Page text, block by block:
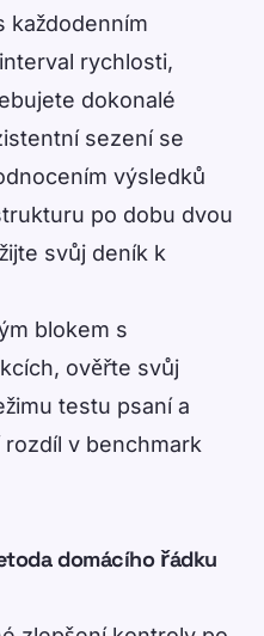
každodenním
rychlosti,
dokonalé
sezení se
výsledků
po dobu dvou
svůj deník k
blokem s
, ověřte svůj
testu psanía
rozdíl v benchmark
domácího řádku